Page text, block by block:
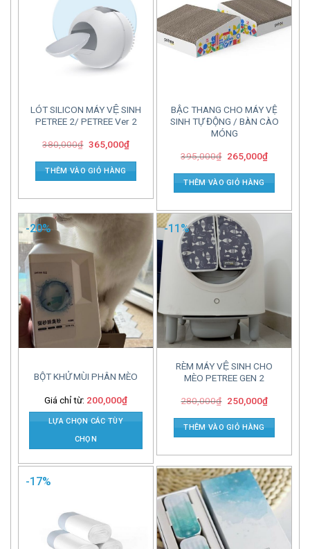
LÓT SILICON MÁY VỆ SINH
PETREE 2/ PETREE Ver 2
380,000₫ 365,000₫
THÊM VÀO GIỎ HÀNG
BẬC THANG CHO MÁY VỆ
SINH TỰ ĐỘNG / BÀN CÀO
MÓNG
395,000₫ 265,000₫
THÊM VÀO GIỎ HÀNG
-20%
BỘT KHỬ MÙI PHÂN MÈO
Giá chỉ từ: 200,000₫
LỰA CHỌN CÁC TÙY
CHỌN
-11%
RÈM MÁY VỆ SINH CHO
MÈO PETREE GEN 2
280,000₫ 250,000₫
THÊM VÀO GIỎ HÀNG
-17%